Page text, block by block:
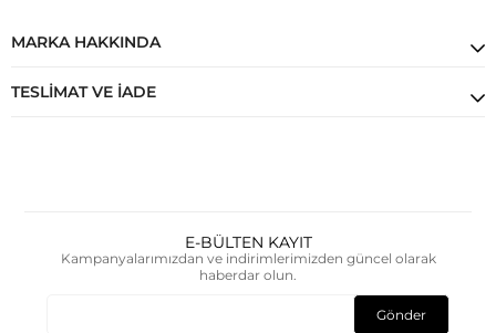
MARKA HAKKINDA
TESLIMAT VE İADE
E-BÜLTEN KAYIT
Kampanyalarımızdan ve indirimlerimizden güncel olarak
haberdar olun.
Gönder